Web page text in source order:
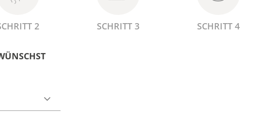
2 SCHRITT 3 SCHRITT 4